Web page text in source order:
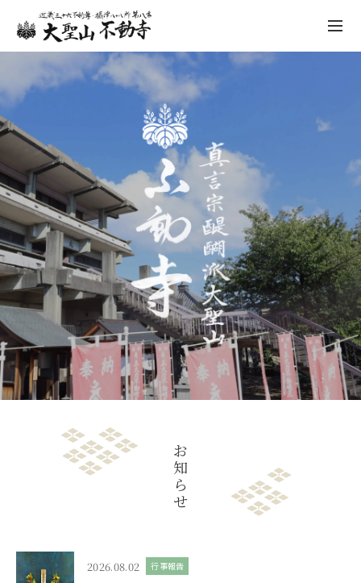
不動寺について
祈願
先祖供養
年中行事
仏像彫刻
人形供養
納経・ご朱印
樹木葬
永代供養・納骨
お
知
ら
せ
2026.08.02 行事報告